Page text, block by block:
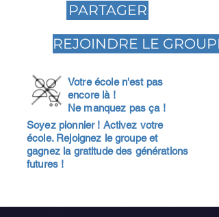
PARTAGER
REJOINDRE LE GROUPE
Votre école n'est pas
encore là !
Ne manquez pas ça !
Soyez pionnier ! Activez votre
école. Rejoignez le groupe et
gagnez la gratitude des générations
futures !